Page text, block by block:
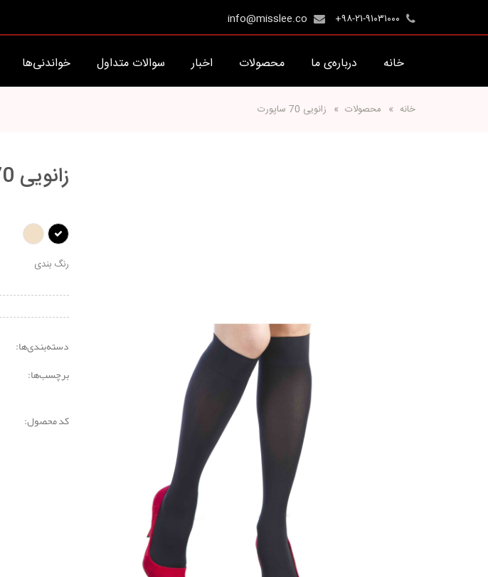
+۹۸-۲۱-۹۱۰۳۱۰۰۰
خانه درباره‌ی ما محصولات اخبار سوالات متداول خواندنی‌ها
خانه محصولات زانویی 70 ساپورت
زانویی 70 ساپورت
رنگ بندی
دسته‌بندی‌ها:
برچسب‌ها:
کد محصول: